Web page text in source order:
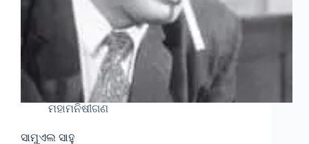
ମହାମନିଷୀଗଣ
ସାମୁଏଲ ସାହୁ